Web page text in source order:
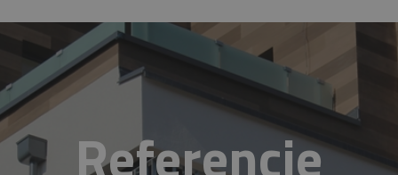
Referencie